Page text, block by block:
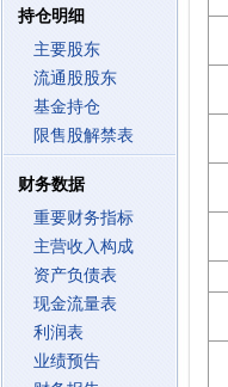
持仓明细
主要股东
流通股股东
基金持仓
限售股解禁表
财务数据
重要财务指标
主营收入构成
资产负债表
现金流量表
利润表
业绩预告